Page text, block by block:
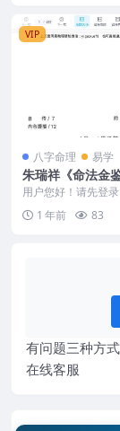
VIP
八字命理 易学
朱瑞祥《命法金
335页Y
用户您好！请先登
朱瑞祥《命法金鉴
页Y 250...
1 年前 83
有问题三种
在线客服